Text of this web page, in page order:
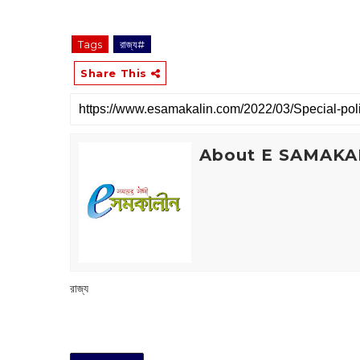
Tags রাজ্য#
Share This
About E
রাজ্য